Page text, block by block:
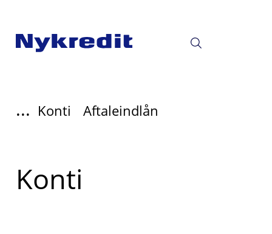
... Konti Aftaleindlån
Read
more
Konti